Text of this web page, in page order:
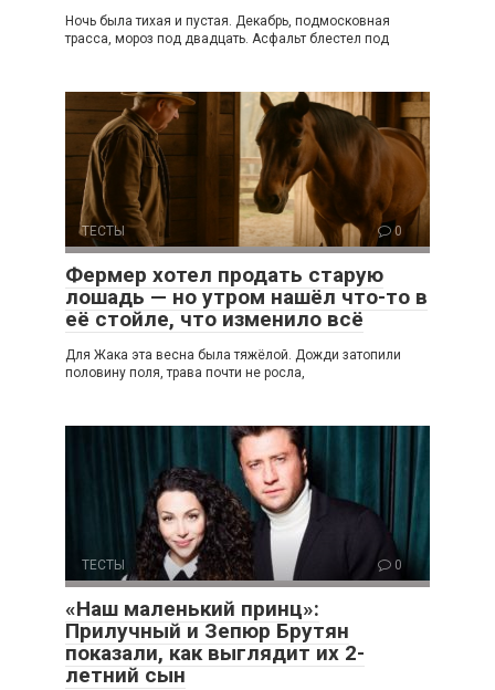
Ночь была тихая и пустая. Декабрь, подмосковная
трасса, мороз под двадцать. Асфальт блестел под
ТЕСТЫ 0
Фермер хотел продать старую
лошадь — но утром нашёл что-то в
её стойле, что изменило всё
Для Жака эта весна была тяжёлой. Дожди затопили
половину поля, трава почти не росла,
ТЕСТЫ 0
«Наш маленький принц»:
Прилучный и Зепюр Брутян
показали, как выглядит их 2-
летний сын